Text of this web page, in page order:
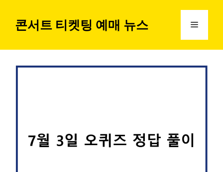
콘서트 티켓팅 예매 뉴스 메